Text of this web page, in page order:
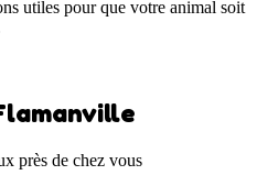
utiles pour que votre animal soit
près de chez vous